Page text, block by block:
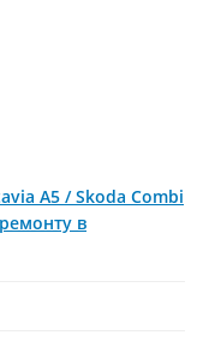
A5 / Skoda Combi
в